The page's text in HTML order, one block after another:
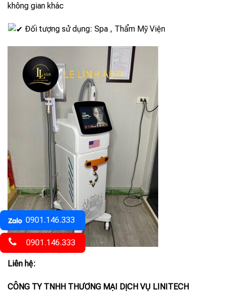
không gian khác
Đối tượng sử dụng: Spa , Thẩm Mỹ Viện
Liên hệ:
CÔNG TY TNHH THƯƠNG MẠI DỊCH VỤ LINITECH
0901.146.333
0901.146.333